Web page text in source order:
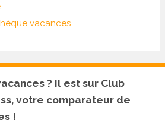
vacances
? Il est sur Club
votre comparateur de
!